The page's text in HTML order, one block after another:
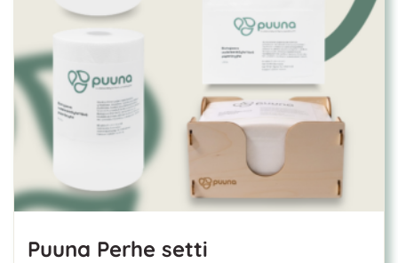
Puuna Perhe setti